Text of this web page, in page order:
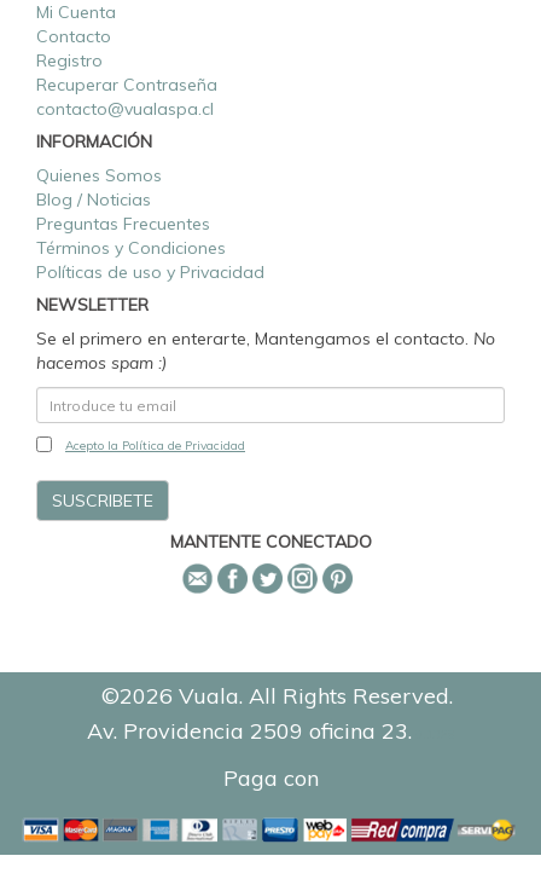
Mi Cuenta
Contacto
Registro
Recuperar Contraseña
contacto@vualaspa.cl
INFORMACIÓN
Quienes Somos
Blog / Noticias
Preguntas Frecuentes
Términos y Condiciones
Políticas de uso y Privacidad
NEWSLETTER
Se el primero en enterarte, Mantengamos el contacto. No
hacemos spam :)
Acepto la Política de Privacidad
MANTENTE CONECTADO
©2026 Vuala. All Rights Reserved.
Av. Providencia 2509 oficina 23.
Paga con